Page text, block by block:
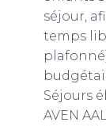
séjour,
temps
Séjours
AVEN